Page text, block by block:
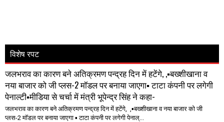
विशेष रपट
जलभराव का कारण बने अतिक्रमण पन्द्रह दिन में हटेंगे, ,▪️बख्शीखाना व
नया बाजार को जी प्लस-2 मॉडल पर बनाया जाएगा▪️ टाटा कंपनी पर लगेगी
पेनाल्टी▪️मीडिया से चर्चा में मंत्री भूपेन्द्र सिंह ने कहा-
जलभराव का कारण बने अतिक्रमण पन्द्रह दिन में हटेंगे, ,▪️बख्शीखाना व नया बाजार को जी
प्लस-2 मॉडल पर बनाया जाएगा ▪️ टाटा कंपनी पर लगेगी पेनाल्...